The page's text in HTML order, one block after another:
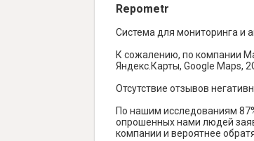
Repometr
Система для мониторинга и
К сожалению, по компании
Яндекс.Карты, Google Maps,
Отсутствие отзывов
По нашим исследованиям
опрошенных нами людей
компании и вероятнее